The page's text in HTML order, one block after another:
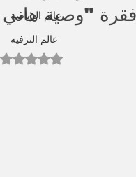
عالم الرياضة
عالم الترفيه
"وصية هاني
Rated NaN out of 5 stars.